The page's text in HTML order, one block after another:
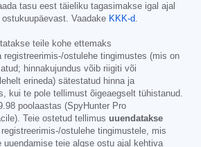
tasu eest täieliku tagasimakse igal ajal
Vaadake KKK-d.
teile kohe ettemaks
registreerimis-/ostulehe tingimustes (mis on
hinnakujundus võib riigiti või
erineda) sätestatud hinna ja
kui te pole tellimust õigeaegselt tühistanud.
poolaastas (SpyHunter Pro
Teie ostetud tellimus uuendatakse
ostulehe tingimustele, mis
uuendamise teie algse ostu ajal kehtiva